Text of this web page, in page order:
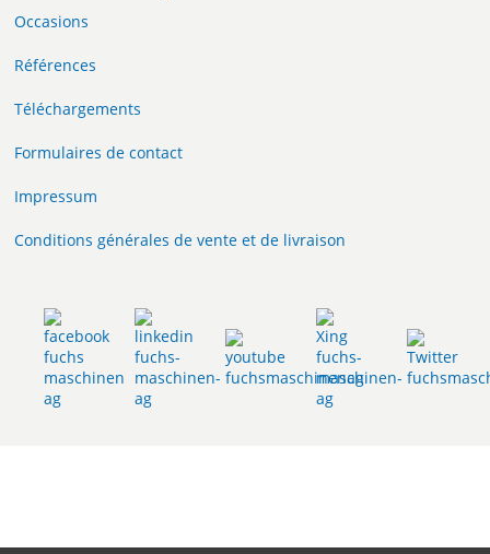
Occasions
Références
Téléchargements
Formulaires de contact
Impressum
Conditions générales de vente et de livraison